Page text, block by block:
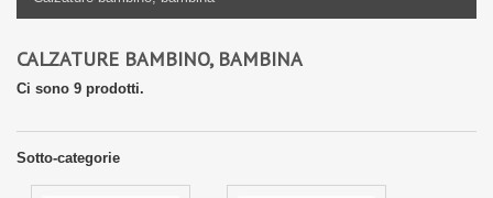
CALZATURE BAMBINO, BAMBINA
Ci sono 9 prodotti.
Sotto-categorie